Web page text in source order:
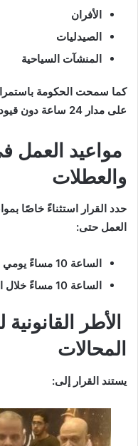
الأفران
الصيدليات
المنشآت السياحية
كما سمحت الحكومة
على مدار 24 ساعة دون قيود.
مواعيد العمل
والعطلات
حدد القرار استثناءً خاصًا
العمل حتى:
الساعة 10 مساءً يومي الخميس والجمعة
الساعة 10 مساءً خلال الإجازات الرسمية والأعياد
الأطر
المحالات
يستند القرار إلى: